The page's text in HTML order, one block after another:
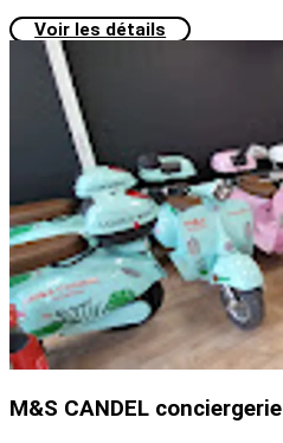
Voir les détails
M&S CANDEL conciergerie